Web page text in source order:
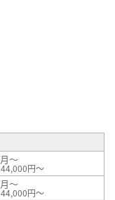
～
円～
～
円～